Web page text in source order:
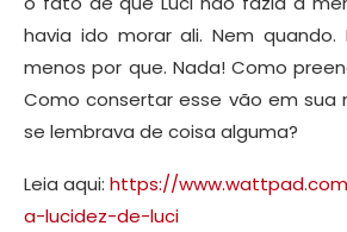
havia ido morar ali. Nem quando.
menos por que. Nada! Como
Como consertar esse vão em sua
se lembrava de coisa alguma?
Leia aqui: https://
a-lucidez-de-luci